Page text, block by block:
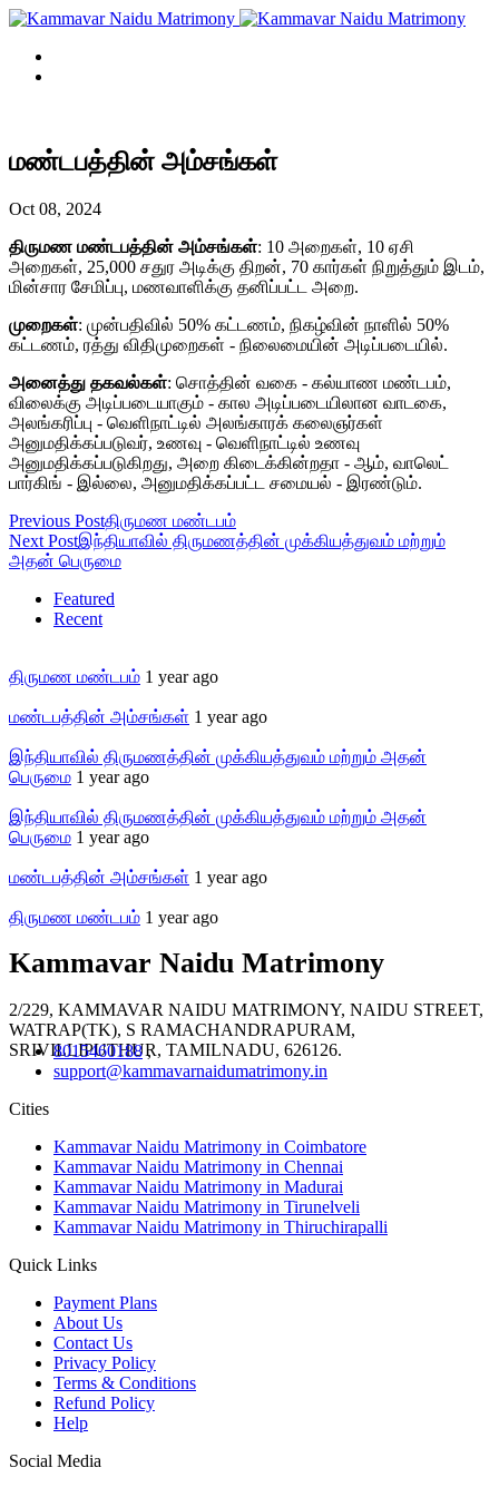
மண்டபத்தின் அம்சங்கள்
Oct 08, 2024
திருமண மண்டபத்தின் அம்சங்கள்: 10 அறைகள், 10 ஏசி
அறைகள், 25,000 சதுர அடிக்கு திறன், 70 கார்கள் நிறுத்தும் இடம்,
மின்சார சேமிப்பு, மணவாளிக்கு தனிப்பட்ட அறை.
முறைகள்: முன்பதிவில் 50% கட்டணம், நிகழ்வின் நாளில் 50%
கட்டணம், ரத்து விதிமுறைகள் - நிலைமையின் அடிப்படையில்.
அனைத்து தகவல்கள்: சொத்தின் வகை - கல்யாண மண்டபம்,
விலைக்கு அடிப்படையாகும் - கால அடிப்படையிலான வாடகை,
அலங்கரிப்பு - வெளிநாட்டில் அலங்காரக் கலைஞர்கள்
அனுமதிக்கப்படுவர், உணவு - வெளிநாட்டில் உணவு
அனுமதிக்கப்படுகிறது, அறை கிடைக்கின்றதா - ஆம், வாலெட்
பார்கிங் - இல்லை, அனுமதிக்கப்பட்ட சமையல் - இரண்டும்.
Previous Postதிருமண மண்டபம்
Next Postஇந்தியாவில் திருமணத்தின் முக்கியத்துவம் மற்றும்
அதன் பெருமை
Featured
Recent
திருமண மண்டபம் 1 year ago
மண்டபத்தின் அம்சங்கள் 1 year ago
இந்தியாவில் திருமணத்தின் முக்கியத்துவம் மற்றும் அதன்
பெருமை 1 year ago
இந்தியாவில் திருமணத்தின் முக்கியத்துவம் மற்றும் அதன்
பெருமை 1 year ago
மண்டபத்தின் அம்சங்கள் 1 year ago
திருமண மண்டபம் 1 year ago
Kammavar Naidu Matrimony
2/229, KAMMAVAR NAIDU MATRIMONY, NAIDU STREET,
WATRAP(TK), S RAMACHANDRAPURAM,
SRIVILLIPUTHUR, TAMILNADU, 626126.
8015460188,
support@kammavarnaidumatrimony.in
Cities
Kammavar Naidu Matrimony in Coimbatore
Kammavar Naidu Matrimony in Chennai
Kammavar Naidu Matrimony in Madurai
Kammavar Naidu Matrimony in Tirunelveli
Kammavar Naidu Matrimony in Thiruchirapalli
Quick Links
Payment Plans
About Us
Contact Us
Privacy Policy
Terms & Conditions
Refund Policy
Help
Social Media